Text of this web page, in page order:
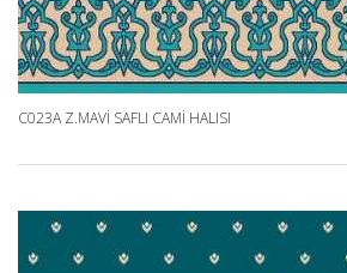
C023A Z.MAVI SAFLI CAMI HALISI